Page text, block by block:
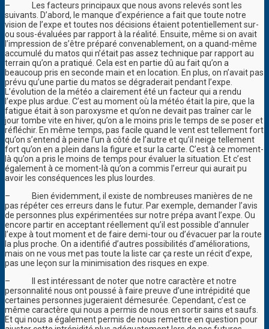
–
Les facteurs principaux que nous avons relevés sont les
suivants. D’abord, le manque d’expérience a fait que toute notre
vision de l’expe et toutes nos décisions étaient potentiellement sur-
ou sous-évaluées par rapport à la réalité. Ensuite, même si on avait
l’impression de s’être préparé convenablement, on a quand-même
accumulé du matos qui n’était pas assez technique par rapport au
terrain qu’on a pratiqué. Cela est en partie dû au fait qu’on a
beaucoup pris en seconde main et en location. En plus, on n’avait pas
prévu qu’une partie du matos se dégraderait pendant l’expe.
L’évolution de la météo a clairement été un facteur qui a rendu
l’expe plus ardue. C’est au moment où la météo était la pire, que la
fatigue était à son paroxysme et qu’on ne devait pas traîner car le
jour tombe vite en hiver, qu’on a le moins pris le temps de se poser et
réfléchir. En même temps, pas facile quand le vent est tellement fort
qu’on s’entend à peine l’un à côté de l’autre et qu’il neige tellement
fort qu’on en a plein dans la figure et sur la carte. C’est à ce moment-
là qu’on a pris le moins de temps pour évaluer la situation. Et c’est
également à ce moment-là qu’on a commis l’erreur qui aurait pu
avoir les conséquences les plus lourdes.
–
Bien évidemment, il existe de nombreuses manières de ne
pas répéter ces erreurs dans le futur. Par exemple, demander l’avis
de personnes plus expérimentées sur notre prépa avant l’expe. Ou
encore partir en acceptant réellement qu’il est possible d’annuler
l’expe à tout moment et de faire demi-tour ou d’évacuer par la route
la plus proche. On a identifié d’autres possibilités d’améliorations,
mais on ne vous met pas toute la liste car ça reste un récit d’expe,
pas une leçon sur la minimisation des risques en expe.
–
Il est intéressant de noter que notre caractère et notre
personnalité nous ont poussé à faire preuve d’une intrépidité que
certaines personnes jugeraient démesurée. Cependant, c’est ce
même caractère qui nous a permis de nous en sortir sains et saufs.
Et qui nous a également permis de nous remettre en question pour